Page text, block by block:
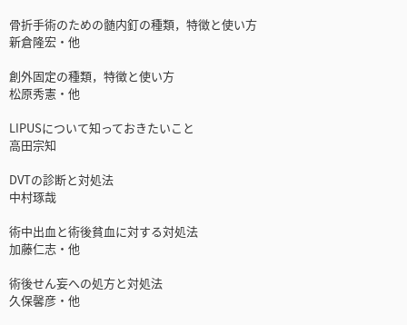
骨折手術のための髄内釘の種類，特徴と使い方
新倉隆宏・他
創外固定の種類，特徴と使い方
松原秀憲・他
LIPUSについて知っておきたいこと
高田宗知
DVTの診断と対処法
中村琢哉
術中出血と術後貧血に対する対処法
加藤仁志・他
術後せん妄への処方と対処法
久保馨彦・他